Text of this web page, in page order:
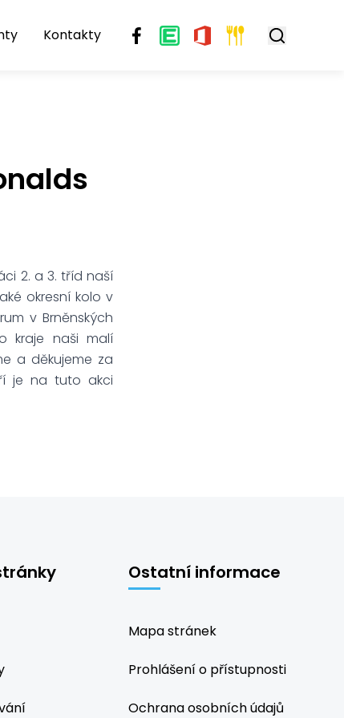
Kontakty
2. a 3. tříd naší
okresní kolo v
v Brněnských
kraje naši malí
a děkujeme za
je na tuto akci
Ostatní informace
Mapa stránek
Prohlášení o přístupnosti
Ochrana osobních údajů